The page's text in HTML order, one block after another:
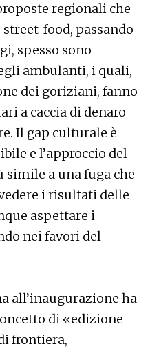
regionali che
food, passando
spesso sono
ambulanti, i quali,
dei goriziani, fanno
a caccia di denaro
Il gap culturale è
e l’approccio del
simile a una fuga che
i risultati delle
aspettare i
nei favori del
all’inaugurazione ha
di «edizione
frontiera,